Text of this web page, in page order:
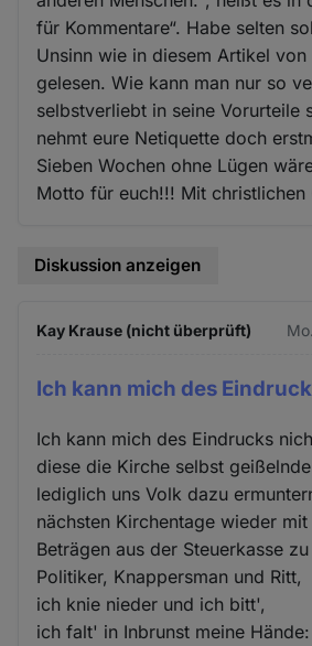
für Kommentare“. Habe selten
Unsinn wie in diesem Artikel von
gelesen. Wie kann man nur so
selbstverliebt in seine Vorurteile
nehmt eure Netiquette doch
Sieben Wochen ohne Lügen
Motto für euch!!! Mit christlichen
Diskussion anzeigen
Kay Krause (nicht überprüft)
Ich kann mich des
Ich kann mich des Eindrucks
diese die Kirche selbst
lediglich uns Volk dazu
nächsten Kirchentage wieder
Beträgen aus der Steuerkasse
Politiker, Knappersman und Ritt,
ich knie nieder und ich bitt',
ich falt' in Inbrunst meine Hände: